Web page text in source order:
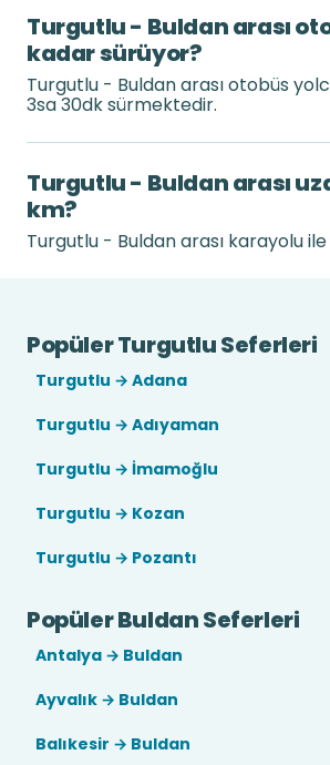
Turgutlu - Buldan arası
kadar sürüyor?
Turgutlu - Buldan arası otobüs
3sa 30dk sürmektedir.
Turgutlu - Buldan arası
km?
Turgutlu - Buldan arası karayolu
Popüler Turgutlu Seferleri
Turgutlu → Adana
Turgutlu → Adıyaman
Turgutlu → İmamoğlu
Turgutlu → Kozan
Turgutlu → Pozantı
Popüler Buldan Seferleri
Antalya → Buldan
Ayvalık → Buldan
Balıkesir → Buldan